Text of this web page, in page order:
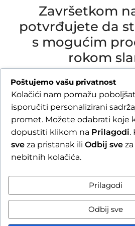
Završetkom
potvrđujete da
s mogućim
rokom
Due to our annual holiday
16 August 2026, all orders
2026 will be processed and
week following our
By completing your order,
are aware of the possible
Zatvori obavijest /
Poštujemo vašu privatnost
Kolačići nam pomažu
isporučiti personalizirani
promet. Možete odabrati koje
dopustiti klikom na Prilagodi.
sve za pristanak ili Odbij sve
nebitnih kolačića.
Prilagodi
Odbij sve
Raskid ugovora